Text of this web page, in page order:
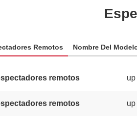
Remotos Nombre Del
remotos
remotos